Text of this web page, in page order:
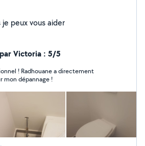
je peux vous aider
Victoria : 5/5
! Radhouane a directement
mon dépannage !